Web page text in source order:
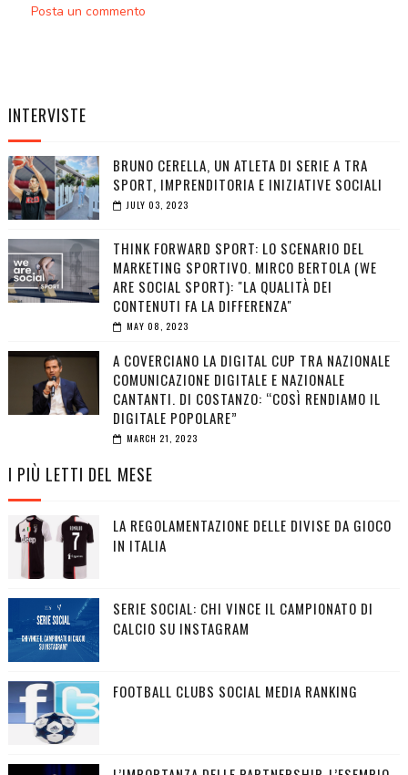
Posta un commento
INTERVISTE
BRUNO CERELLA, UN ATLETA DI SERIE A TRA
SPORT, IMPRENDITORIA E INIZIATIVE SOCIALI
JULY 03, 2023
THINK FORWARD SPORT: LO SCENARIO DEL
MARKETING SPORTIVO. MIRCO BERTOLA (WE
ARE SOCIAL SPORT): "LA QUALITÀ DEI
CONTENUTI FA LA DIFFERENZA"
MAY 08, 2023
A COVERCIANO LA DIGITAL CUP TRA NAZIONALE
COMUNICAZIONE DIGITALE E NAZIONALE
CANTANTI. DI COSTANZO: “COSÌ RENDIAMO IL
DIGITALE POPOLARE”
MARCH 21, 2023
I PIÙ LETTI DEL MESE
LA REGOLAMENTAZIONE DELLE DIVISE DA GIOCO
IN ITALIA
SERIE SOCIAL: CHI VINCE IL CAMPIONATO DI
CALCIO SU INSTAGRAM
FOOTBALL CLUBS SOCIAL MEDIA RANKING